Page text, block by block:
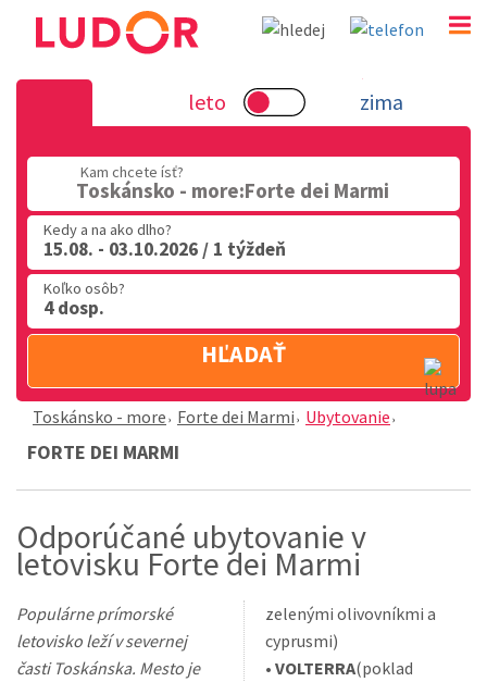
Forte dei Marmi - Toskánsko -
02 2063 3182
Po-Pia: 9.00 - 16.00
leto zima
Kam chcete ísť?
Toskánsko - more:Forte dei Marmi
Kedy a na ako dlho?
15.08. - 03.10.2026 / 1 týždeň
Koľko osôb?
4 dosp.
HĽADAŤ
Toskánsko - more Forte dei Marmi Ubytovanie
FORTE DEI MARMI
Odporúčané ubytovanie v
letovisku Forte dei Marmi
Populárne prímorské
letovisko leží v severnej
časti Toskánska. Mesto je
zelenými olivovníkmi a
cyprusmi)
• VOLTERRA(poklad